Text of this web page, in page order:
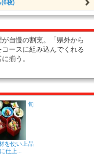
(6枚)
自慢の割烹。「県外から
ースに組み込んでくれる
揃う。
旬
を使い上品
に仕上...